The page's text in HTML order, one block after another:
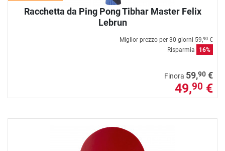
Racchetta da Ping Pong Tibhar Master Felix
Lebrun
Miglior prezzo per 30 giorni 59,90 €
Risparmia
16%
Finora 59,90 €
49,90 €